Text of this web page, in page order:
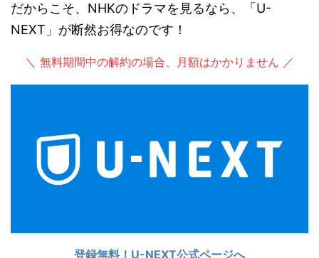
だからこそ、NHKのドラマを見るなら、「U-
NEXT」が断然お得なのです！
＼ 無料期間中の解約の場合、月額はかかりません ／
登録無料！U-NEXT公式ページへ